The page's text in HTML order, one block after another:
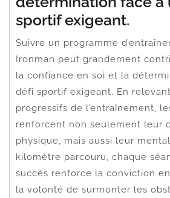
sportif exigeant.
Suivre un programme
Ironman peut grandement
la confiance en soi et la
défi sportif exigeant. En
progressifs de l’entraînement,
renforcent non seulement leur
physique, mais aussi leur
kilomètre parcouru, chaque
succès renforce la conviction
la volonté de surmonter les